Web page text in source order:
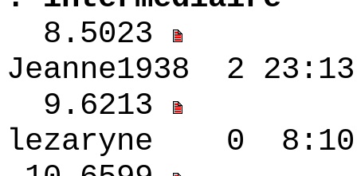
8.5023
Jeanne1938 2
9.6213
lezaryne 0